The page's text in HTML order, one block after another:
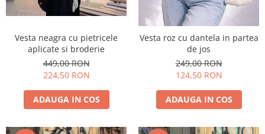
Vesta neagra cu pietricele
aplicate si broderie
449,00 RON
224,50 RON
ADAUGA IN COS
Vesta roz cu dantela in partea
de jos
249,00 RON
124,50 RON
ADAUGA IN COS